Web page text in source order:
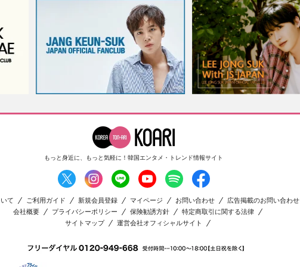
もっと身近に、もっと気軽に！ 韓国エンタメ・トレンド情報サイト
て ご利用ガイド 新規会員登録 マイページ お問い合わせ
広告掲載のお問い合わせ
会社概要
プライバシーポリシー 保険勧誘方針
特定商取引に関する法律
サイトマップ
運営会社オフィシャルサイト